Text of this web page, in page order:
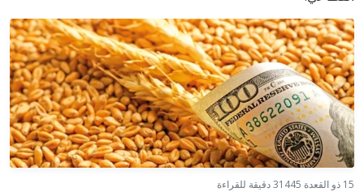
15 ذو القعدة 1445 3 دقيقة للقراءة